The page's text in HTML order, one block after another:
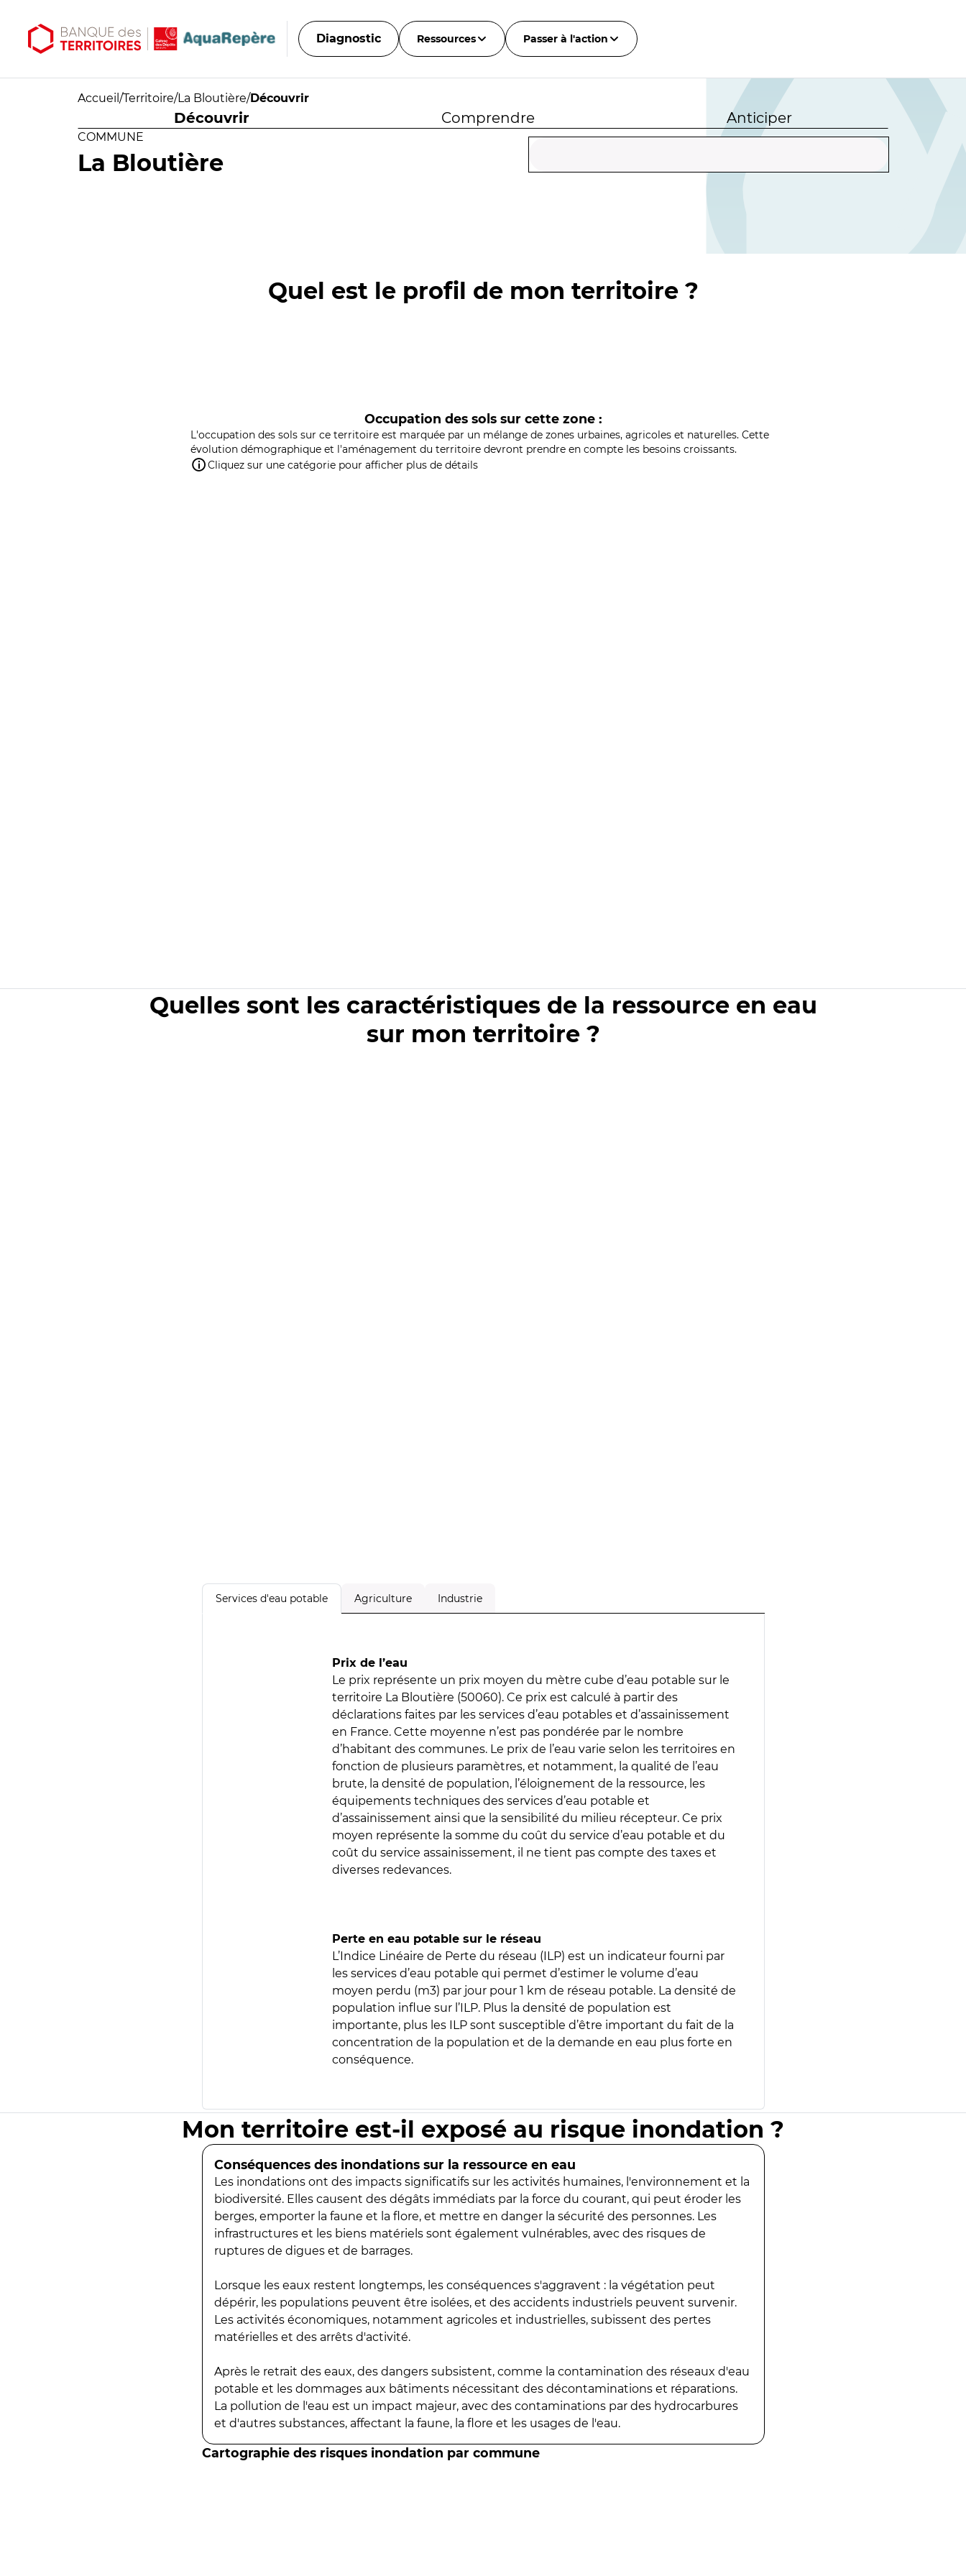
Diagnostic Ressources Passer à l'action
Accueil /Territoire/La Bloutière/Découvrir
Découvrir Comprendre Anticiper
COMMUNE
La Bloutière
Quel est le profil de mon territoire ?
Occupation des sols sur cette zone :
L'occupation des sols sur ce territoire est marquée par un mélange de zones urbaines, agricoles et naturelles. Cette
évolution démographique et l'aménagement du territoire devront prendre en compte les besoins croissants.
Cliquez sur une catégorie pour afficher plus de détails
Quelles sont les caractéristiques de la ressource en eau
sur mon territoire ?
Services d'eau potable Agriculture Industrie
Prix de l’eau
Le prix représente un prix moyen du mètre cube d’eau potable sur le
territoire La Bloutière (50060). Ce prix est calculé à partir des
déclarations faites par les services d’eau potables et d’assainissement
en France. Cette moyenne n’est pas pondérée par le nombre
d’habitant des communes. Le prix de l’eau varie selon les territoires en
fonction de plusieurs paramètres, et notamment, la qualité de l’eau
brute, la densité de population, l’éloignement de la ressource, les
équipements techniques des services d’eau potable et
d’assainissement ainsi que la sensibilité du milieu récepteur. Ce prix
moyen représente la somme du coût du service d’eau potable et du
coût du service assainissement, il ne tient pas compte des taxes et
diverses redevances.
Perte en eau potable sur le réseau
L’Indice Linéaire de Perte du réseau (ILP) est un indicateur fourni par
les services d’eau potable qui permet d’estimer le volume d’eau
moyen perdu (m3) par jour pour 1 km de réseau potable. La densité de
population influe sur l’ILP. Plus la densité de population est
importante, plus les ILP sont susceptible d’être important du fait de la
concentration de la population et de la demande en eau plus forte en
conséquence.
Mon territoire est-il exposé au risque inondation ?
Conséquences des inondations sur la ressource en eau
Les inondations ont des impacts significatifs sur les activités humaines, l'environnement et la
biodiversité. Elles causent des dégâts immédiats par la force du courant, qui peut éroder les
berges, emporter la faune et la flore, et mettre en danger la sécurité des personnes. Les
infrastructures et les biens matériels sont également vulnérables, avec des risques de
ruptures de digues et de barrages.
Lorsque les eaux restent longtemps, les conséquences s'aggravent : la végétation peut
dépérir, les populations peuvent être isolées, et des accidents industriels peuvent survenir.
Les activités économiques, notamment agricoles et industrielles, subissent des pertes
matérielles et des arrêts d'activité.
Après le retrait des eaux, des dangers subsistent, comme la contamination des réseaux d'eau
potable et les dommages aux bâtiments nécessitant des décontaminations et réparations.
La pollution de l'eau est un impact majeur, avec des contaminations par des hydrocarbures
et d'autres substances, affectant la faune, la flore et les usages de l'eau.
Cartographie des risques inondation par commune